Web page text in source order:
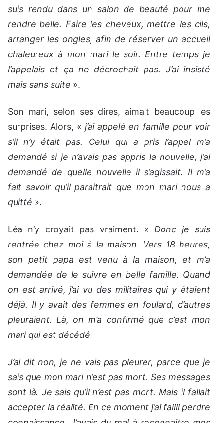
suis rendu dans un salon de beauté pour me
rendre belle. Faire les cheveux, mettre les cils,
arranger les ongles, afin de réserver un accueil
chaleureux à mon mari le soir. Entre temps je
l’appelais et ça ne décrochait pas. J’ai insisté
mais sans suite ».
Son mari, selon ses dires, aimait beaucoup les
surprises. Alors, « j’ai appelé en famille pour voir
s’il n’y était pas. Celui qui a pris l’appel m’a
demandé si je n’avais pas appris la nouvelle, j’ai
demandé de quelle nouvelle il s’agissait. Il m’a
fait savoir qu’il paraitrait que mon mari nous a
quitté ».
Léa n’y croyait pas vraiment. «Donc je suis
rentrée chez moi à la maison. Vers 18 heures,
son petit papa est venu à la maison, et m’a
demandée de le suivre en belle famille. Quand
on est arrivé, j’ai vu des militaires qui y étaient
déjà. Il y avait des femmes en foulard, d’autres
pleuraient. Là, on m’a confirmé que c’est mon
mari qui est décédé.
J’ai dit non, je ne vais pas pleurer, parce que je
sais que mon mari n’est pas mort. Ses messages
sont là. Je sais qu’il n’est pas mort. Mais il fallait
accepter la réalité. En ce moment j’ai failli perdre